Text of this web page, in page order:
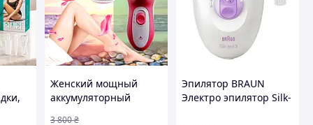
Женский мощный
аккумуляторный
3 800₴
Эпилятор BRAUN
Электро эпилятор Silk-